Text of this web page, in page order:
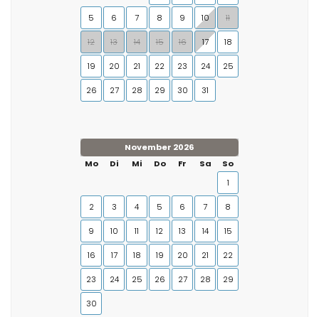
5 6 7 8 9 10 11
12 13 14 15 16 17 18
19 20 21 22 23 24 25
26 27 28 29 30 31
November 2026
Mo
Di Mi Do Fr Sa
So
1
2 3 4 5 6 7 8
9 10 11 12 13 14 15
16 17 18 19 20 21 22
23 24 25 26 27 28 29
30